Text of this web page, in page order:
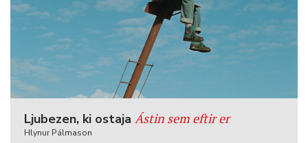
Ljubezen, ki ostaja Ástin sem eftir er
Hlynur Pálmason